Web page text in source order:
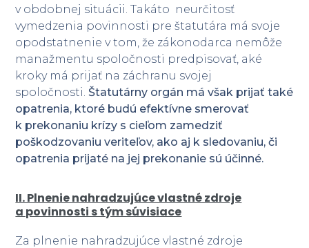
v obdobnej situácii. Takáto neurčitosť
vymedzenia povinnosti pre štatutára má svoje
opodstatnenie v tom, že zákonodarca nemôže
manažmentu spoločnosti predpisovať, aké
kroky má prijať na záchranu svojej
spoločnosti.Štatutárny orgán má však prijať také
opatrenia, ktoré budú efektívne smerovať
k prekonaniu krízy s cieľom zamedziť
poškodzovaniu veriteľov, ako aj k sledovaniu, či
opatrenia prijaté na jej prekonanie sú účinné.
II. Plnenie nahradzujúce vlastné zdroje
a povinnosti s tým súvisiace
Za plnenie nahradzujúce vlastné zdroje